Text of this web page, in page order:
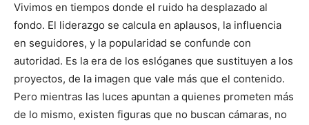
Vivimos en tiempos donde el ruido ha desplazado al
fondo. El liderazgo se calcula en aplausos, la influencia
en seguidores, y la popularidad se confunde con
autoridad. Es la era de los eslóganes que sustituyen a los
proyectos, de la imagen que vale más que el contenido.
Pero mientras las luces apuntan a quienes prometen más
de lo mismo, existen figuras que no buscan cámaras, no